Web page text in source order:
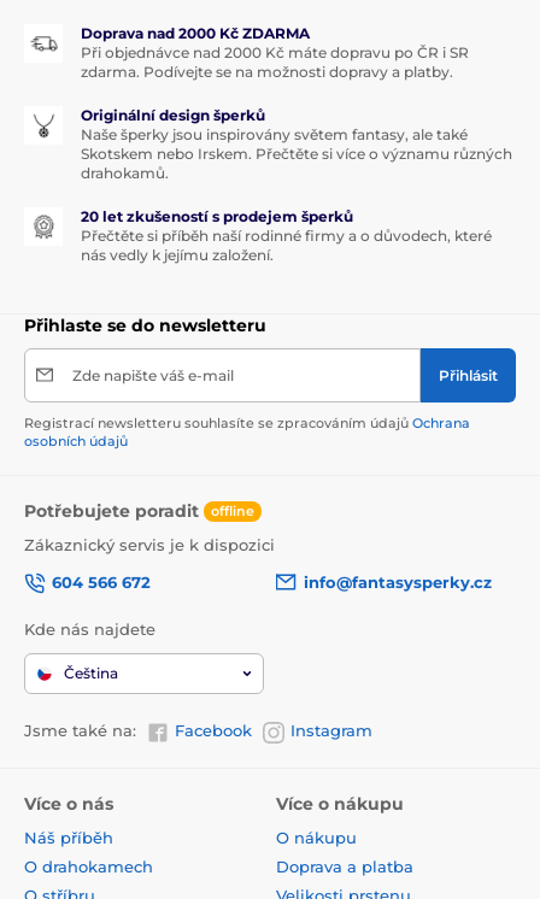
Doprava nad 2000 Kč ZDARMA
Při objednávce nad 2000 Kč máte dopravu po ČR i SR
zdarma. Podívejte se na možnosti dopravy a platby.
Originální design šperků
Naše šperky jsou inspirovány světem fantasy, ale také
Skotskem nebo Irskem. Přečtěte si více o významu různých
drahokamů.
20 let zkušeností s prodejem šperků
Přečtěte si příběh naší rodinné firmy a o důvodech, které
nás vedly k jejímu založení.
Přihlaste se do newsletteru
Zde napište váš e-mail Přihlásit
Registrací newsletteru souhlasíte se zpracováním údajů Ochrana
osobních údajů
Potřebujete poradit offline
Zákaznický servis je k dispozici
604 566 672
info@fantasysperky.cz
Kde nás najdete
Čeština
Jsme také na: Facebook Instagram
Více o nás
Náš příběh
O drahokamech
O stříbru
Více o nákupu
O nákupu
Doprava a platba
Velikosti prstenu